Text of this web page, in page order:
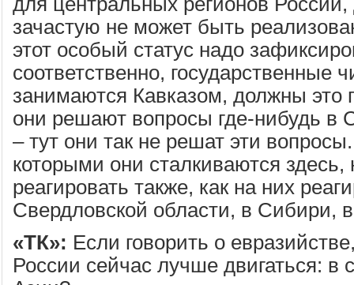
зачастую не может быть
этот особый статус надо
соответственно, государственные
занимаются Кавказом, должны это
они решают вопросы где-нибудь в
– тут они так не решат эти
которыми они сталкиваются здесь,
реагировать также, как на них
Свердловской области, в Сибири,
«ТК»: Если говорить о
России сейчас лучше двигаться: в